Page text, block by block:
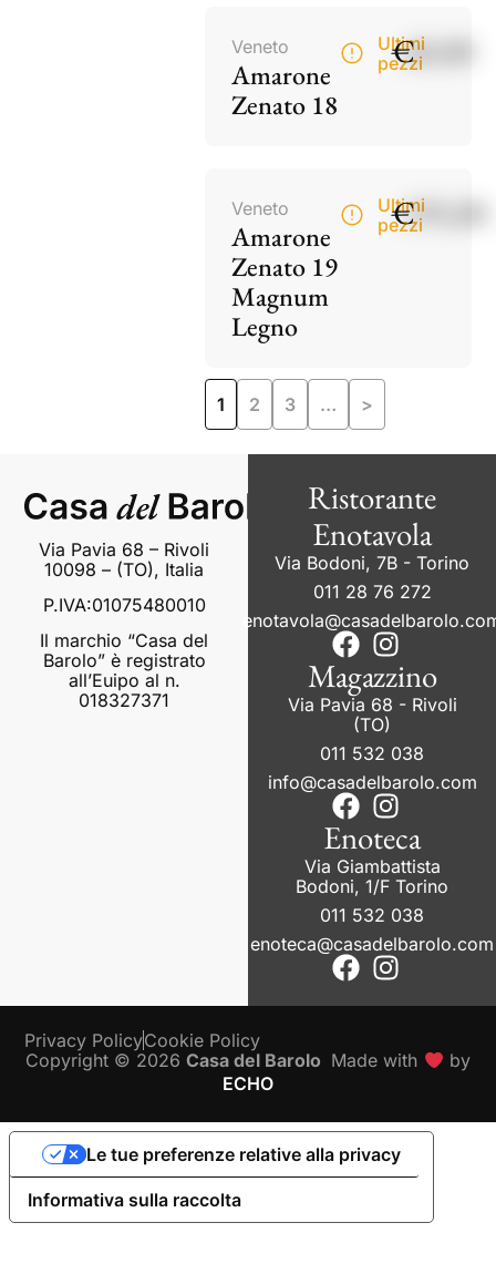
Veneto
Amarone
Zenato 18
Ultimi
pezzi
€60,00
Veneto
Amarone
Zenato 19
Magnum
Legno
Ultimi
pezzi
€195,00
1 2 3 … >
Via Pavia 68 – Rivoli
10098 – (TO), Italia
P.IVA:01075480010
Il marchio “Casa del
Barolo” è registrato
all’Euipo al n.
018327371
Ristorante
Enotavola
Via Bodoni, 7B - Torino
011 28 76 272
Magazzino
Via Pavia 68 - Rivoli
(TO)
011 532 038
info@casadelbarolo.com
Enoteca
Via Giambattista
Bodoni, 1/F Torino
011 532 038
enoteca@casadelbarolo.com
Copyright © 2026Casa del Barolo Made with
by
ECHO
Privacy PolicyCookie Policy
Informativa sulla raccolta
Le tue preferenze relative alla privacy